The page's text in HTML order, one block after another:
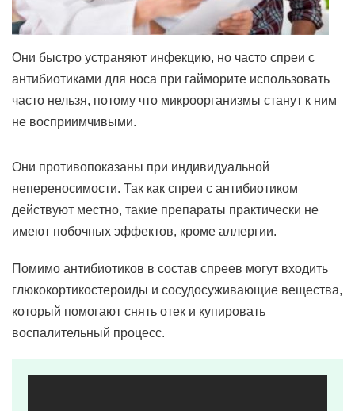
Они быстро устраняют инфекцию, но часто спреи с
антибиотиками для носа при гайморите использовать
часто нельзя, потому что микроорганизмы станут к ним
не восприимчивыми.
Они противопоказаны при индивидуальной
непереносимости. Так как спреи с антибиотиком
действуют местно, такие препараты практически не
имеют побочных эффектов, кроме аллергии.
Помимо антибиотиков в состав спреев могут входить
глюкокортикостероиды и сосудосуживающие вещества,
который помогают снять отек и купировать
воспалительный процесс.